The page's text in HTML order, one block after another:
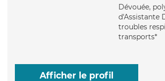
Dévouée,
d'Assistante
troubles
transports*
Afficher le profil